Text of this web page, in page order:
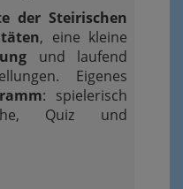
der Steirischen
, eine kleine
und laufend
Eigenes
: spielerisch
Quiz und